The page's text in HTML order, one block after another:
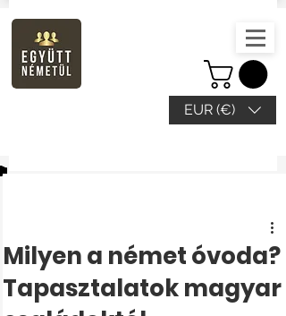
EUR (€)
Milyen a német óvoda?
Tapasztalatok magyar